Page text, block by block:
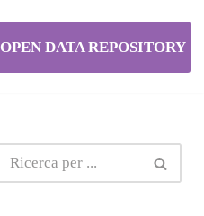
OPEN DATA REPOSITORY